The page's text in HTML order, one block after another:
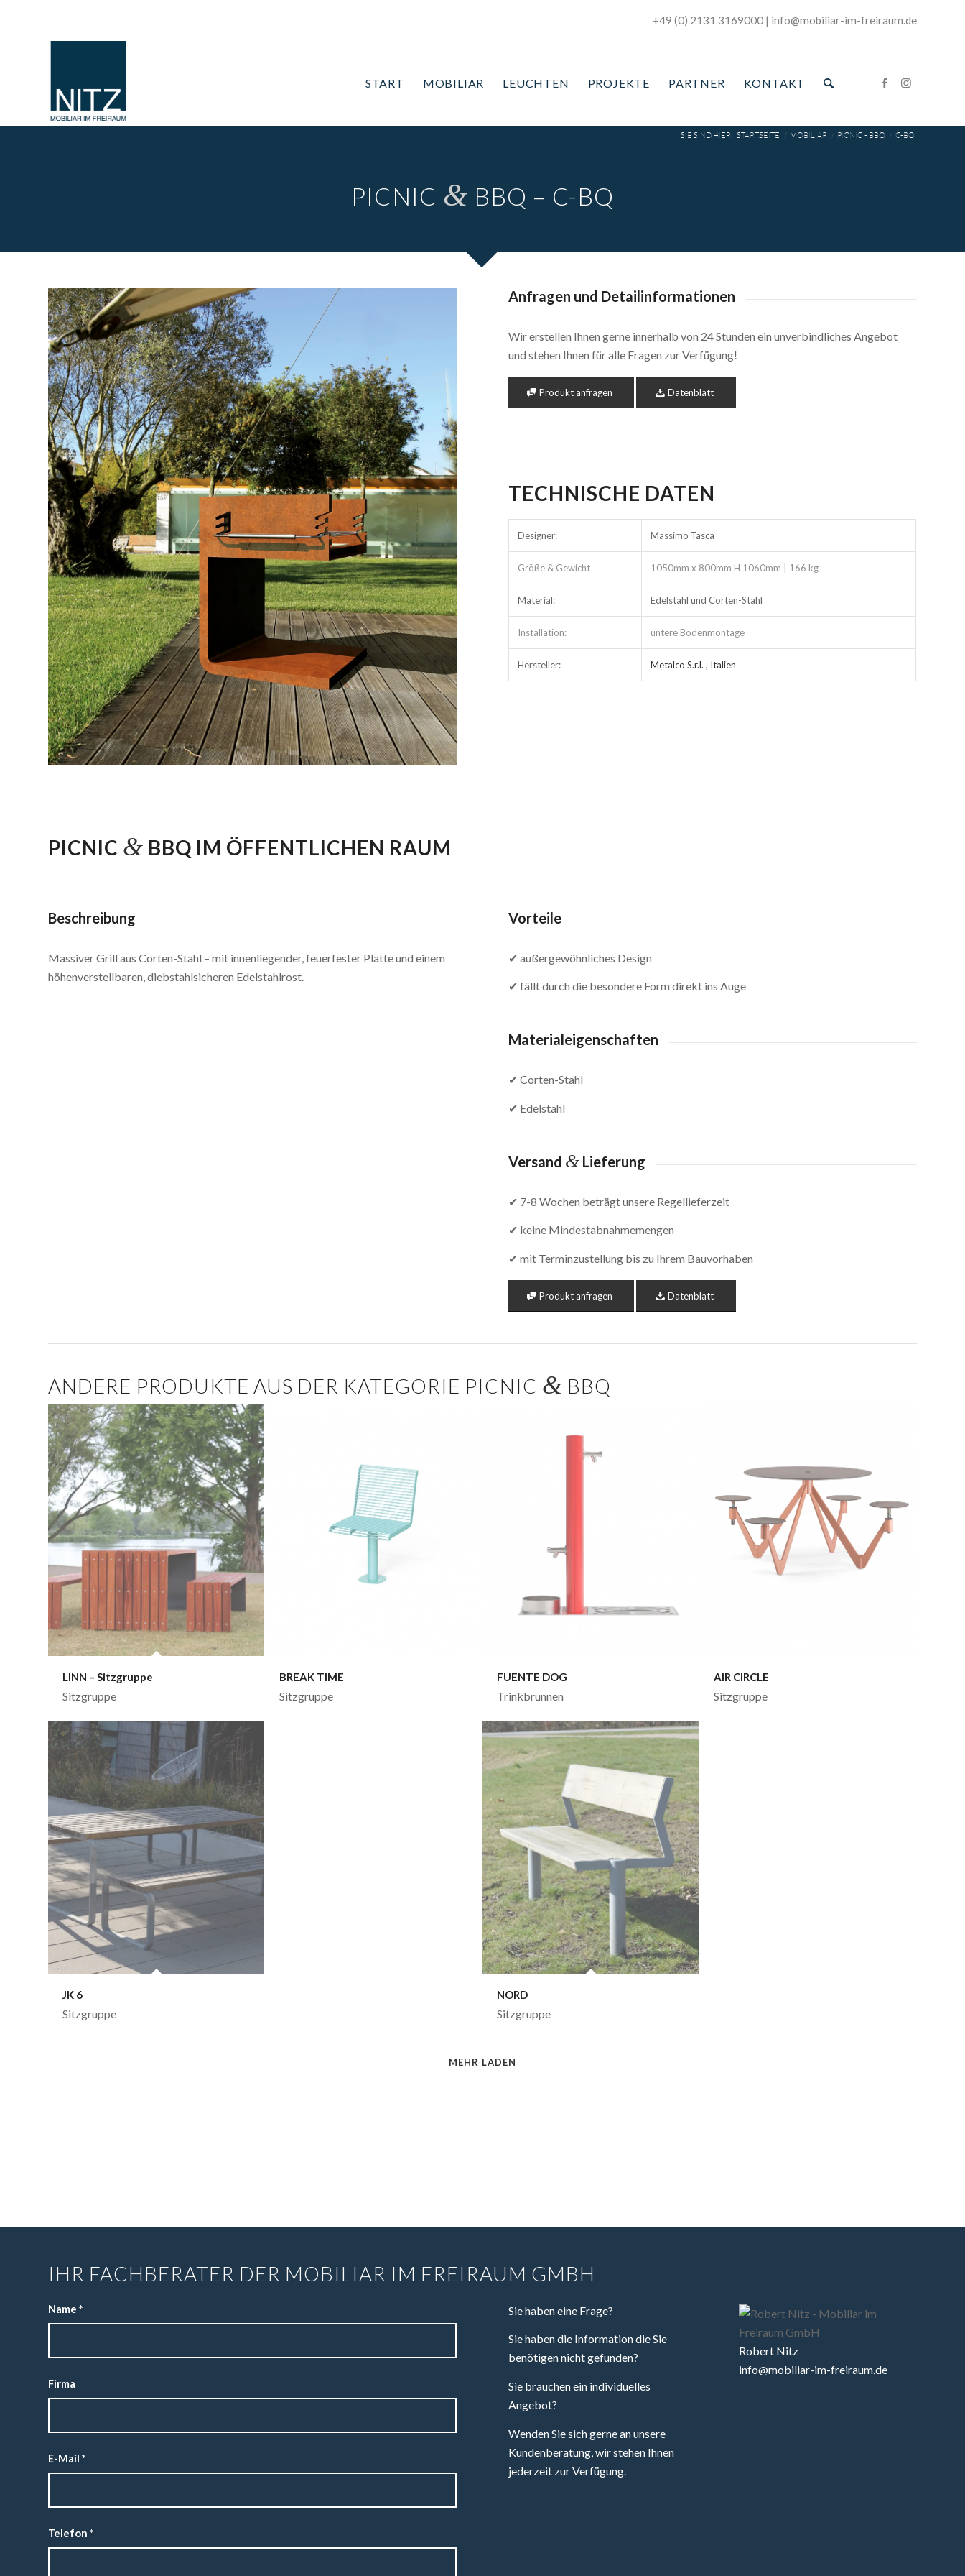
+49 (0) 2131 3169000 | ­info@mobiliar-im-freiraum.de
START MOBILIAR LEUCHTEN PROJEKTE PARTNER KONTAKT
SIE SIND HIER: STARTSEITE / MOBILIAR / PICNIC - BBQ / C-BQ
PICNIC & BBQ – C-BQ
Anfragen und Detailinformationen
Wir erstellen Ihnen gerne innerhalb von 24 Stunden ein unverbindliches Angebot
und stehen Ihnen für alle Fragen zur Verfügung!
Produkt anfragen Datenblatt
TECHNISCHE DATEN
Designer: Massimo Tasca
Größe & Gewicht 1050mm x 800mm H 1060mm | 166 kg
Material: Edelstahl und Corten-Stahl
Installation: untere Bodenmontage
Hersteller: Metalco S.r.l. , Italien
PICNIC & BBQ IM ÖFFENTLICHEN RAUM
Beschreibung
Massiver Grill aus Corten-Stahl – mit innenliegender, feuerfester Platte und einem
höhenverstellbaren, diebstahlsicheren Edelstahlrost.
Vorteile
✔ außergewöhnliches Design
✔ fällt durch die besondere Form direkt ins Auge
Materialeigenschaften
✔ Corten-Stahl
✔ Edelstahl
Versand & Lieferung
✔ 7-8 Wochen beträgt unsere Regellieferzeit
✔ keine Mindestabnahmemengen
✔ mit Terminzustellung bis zu Ihrem Bauvorhaben
Produkt anfragen Datenblatt
ANDERE PRODUKTE AUS DER KATEGORIE PICNIC & BBQ
LINN – Sitzgruppe
Sitzgruppe
BREAK TIME
Sitzgruppe
FUENTE DOG
Trinkbrunnen
AIR CIRCLE
Sitzgruppe
NORD
Sitzgruppe
JK 6
Sitzgruppe
MEHR LADEN
IHR FACHBERATER DER MOBILIAR IM FREIRAUM GMBH
Name *
Firma
E-Mail *
Telefon *
Sie haben eine Frage?
Sie haben die Information die Sie
benötigen nicht gefunden?
Sie brauchen ein individuelles
Angebot?
Wenden Sie sich gerne an unsere
Kundenberatung, wir stehen Ihnen
jederzeit zur Verfügung.
Robert Nitz
info@mobiliar-im-freiraum.de